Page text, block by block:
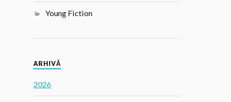
Young Fiction
ARHIVĂ
2026